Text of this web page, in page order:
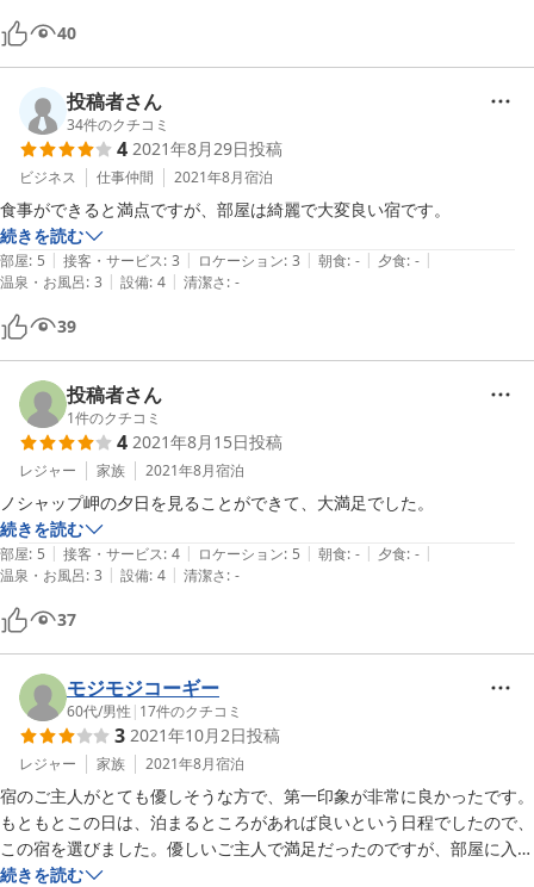
40
投稿者さん
34件のクチコミ
4 2021年8月29日投稿
ビジネス 仕事仲間 2021年8月宿泊
食事ができると満点ですが、部屋は綺麗で大変良い宿です。
続きを読む
部屋: 5 | 接客・サービス: 3 | ロケーション: 3 | 朝食: - | 夕食: - |
温泉・お風呂: 3 | 設備: 4 | 清潔さ: -
39
投稿者さん
1件のクチコミ
4 2021年8月15日投稿
レジャー 家族 2021年8月宿泊
ノシャップ岬の夕日を見ることができて、大満足でした。
続きを読む
部屋: 5 | 接客・サービス: 4 | ロケーション: 5 | 朝食: - | 夕食: - |
温泉・お風呂: 3 | 設備: 4 | 清潔さ: -
37
モジモジコーギー
60代/男性 | 17件のクチコミ
3 2021年10月2日投稿
レジャー 家族 2021年8月宿泊
宿のご主人がとても優しそうな方で、第一印象が非常に良かったです。
もともとこの日は、泊まるところがあれば良いという日程でしたので、
この宿を選びました。優しいご主人で満足だったのですが、部屋に入る
とカビ臭かったのが残念でした。
続きを読む